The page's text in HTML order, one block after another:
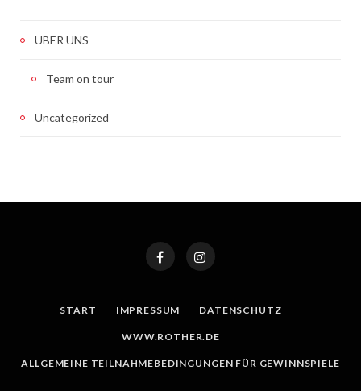
ÜBER UNS
Team on tour
Uncategorized
START IMPRESSUM DATENSCHUTZ
WWW.ROTHER.DE
ALLGEMEINE TEILNAHMEBEDINGUNGEN FÜR GEWINNSPIELE